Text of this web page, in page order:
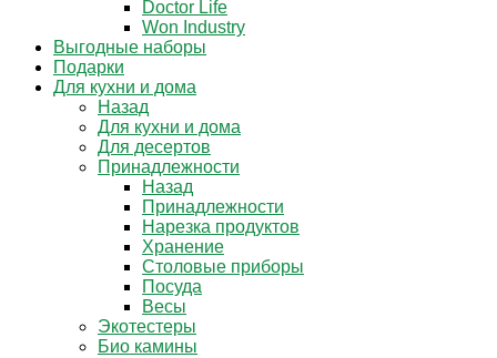
Doctor Life
Won Industry
Выгодные наборы
Подарки
Для кухни и дома
Назад
Для кухни и дома
Для десертов
Принадлежности
Назад
Принадлежности
Нарезка продуктов
Хранение
Столовые приборы
Посуда
Весы
Экотестеры
Био камины